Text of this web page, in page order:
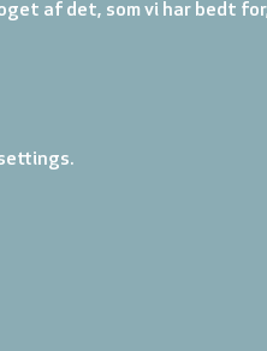
af det, som vi har bedt